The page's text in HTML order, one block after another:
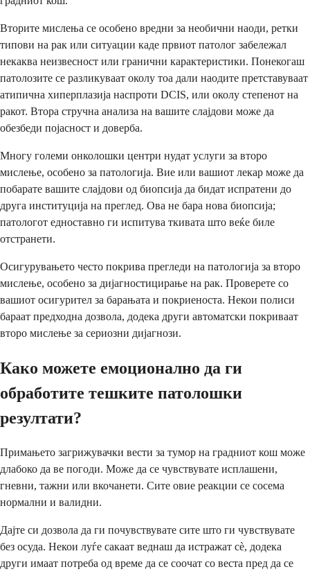
Вторите мислења се особено вредни за необични наоди, ретки
типови на рак или ситуации каде првиот патолог забележал
некаква неизвесност или гранични карактеристики. Понекогаш
патолозите се разликуваат околу тоа дали наодите претставуваат
атипична хиперплазија наспроти DCIS, или околу степенот на
ракот. Втора стручна анализа на вашите слајдови може да
обезбеди појасност и доверба.
Многу големи онколошки центри нудат услуги за второ
мислење, особено за патологија. Вие или вашиот лекар може да
побарате вашите слајдови од биопсија да бидат испратени до
друга институција на преглед. Ова не бара нова биопсија;
патологот едноставно ги испитува ткивата што веќе биле
отстранети.
Осигурувањето често покрива прегледи на патологија за второ
мислење, особено за дијагностицирање на рак. Проверете со
вашиот осигурител за барањата и покриеноста. Некои полиси
бараат предходна дозвола, додека други автоматски покриваат
второ мислење за сериозни дијагнози.
Како можете емоционално да ги
обработите тешките патолошки
резултати?
Примањето загрижувачки вести за тумор на градниот кош може
длабоко да ве погоди. Може да се чувствувате исплашени,
гневни, тажни или вкочанети. Сите овие реакции се сосема
нормални и валидни.
Дајте си дозвола да ги почувствувате сите што ги чувствувате
без осуда. Некои луѓе сакаат веднаш да истражат сè, додека
други имаат потреба од време да се соочат со веста пред да се